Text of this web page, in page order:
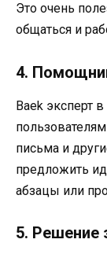
Это очень
общаться и
4.
Baek эксперт
письма и
предложить
абзацы или
5. Решение